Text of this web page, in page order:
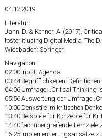
04.12.2019
Literatur:
Jahn, D. & Kenner, A. (2017).
foster it using Digital Media. The
Wiesbaden: Springer.
Navigation:
02:00 Input: Agenda
03:44Begrifflichkeiten:
04:06 Umfrage: „Critical Thinking
05:56 Auswertung der Umfrage
10:00 Denkstile im kritischen
13:40 Beispiele für Konzepte für
14:40 fachübergreifende Lernziele
16:25 Implementierungsansätze